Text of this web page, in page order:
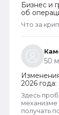
Бизнес и
об
платформах
Что за
50
2026
новый
Здесь
механизме
получать